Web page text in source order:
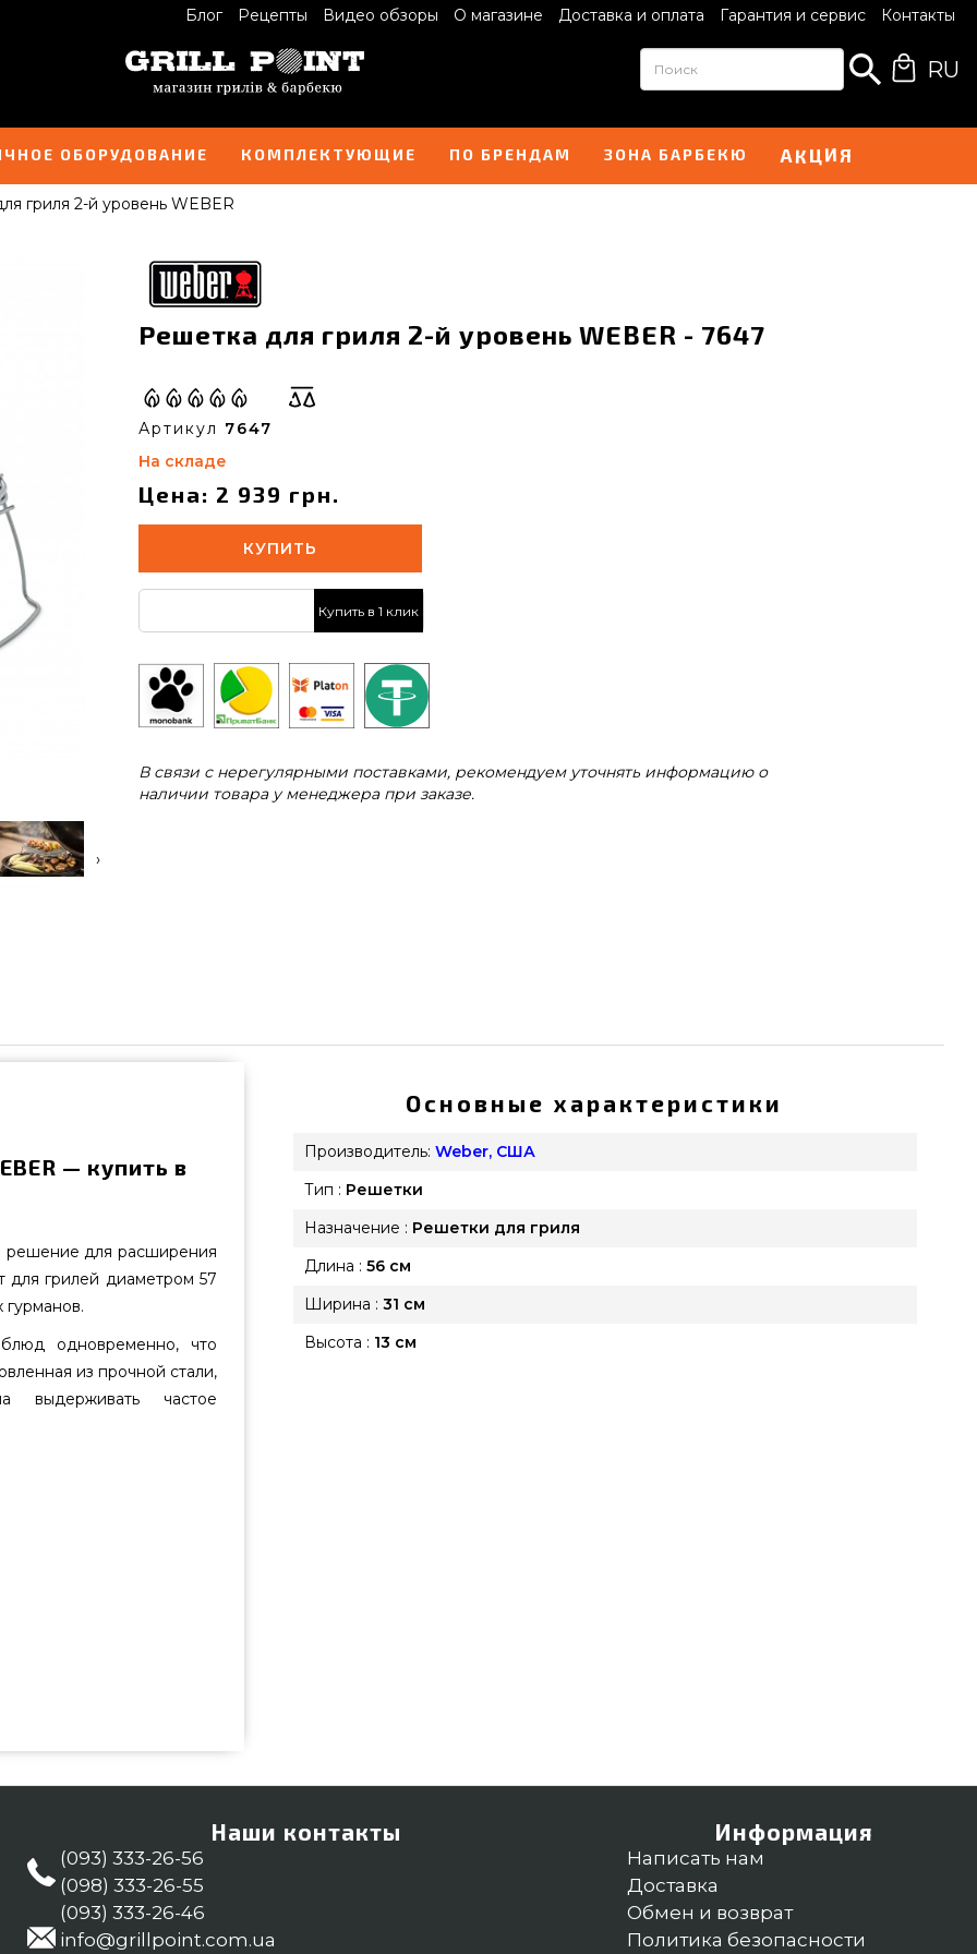
Блог Рецепты Видео обзоры О магазине Доставка и оплата Гарантия и сервис Контакты
RU
ОБОРУДОВАНИЕ КОМПЛЕКТУЮЩИЕ ПО БРЕНДАМ ЗОНА БАРБЕКЮ АКЦИЯ
гриля 2-й уровень WEBER
›
Решетка для гриля 2-й уровень WEBER - 7647
Артикул 7647
На складе
Цена: 2 939 грн.
КУПИТЬ
Купить в 1 клик
В связи с нерегулярными поставками, рекомендуем уточнять информацию о
наличии товара у менеджера при заказе.
— купить в
решение для расширения
для грилей диаметром 57
одновременно, что
из прочной стали,
выдерживать частое
также Решетки в каталоге
333-26-55 и мы поможем
Основные характеристики
Производитель: Weber, США
Тип : Решетки
Назначение : Решетки для гриля
Длина : 56 см
Ширина : 31 см
Высота : 13 см
Наши контакты
(093) 333-26-56
(098) 333-26-55
(093) 333-26-46
info@grillpoint.com.ua
Информация
Написать нам
Доставка
Обмен и возврат
Политика безопасности